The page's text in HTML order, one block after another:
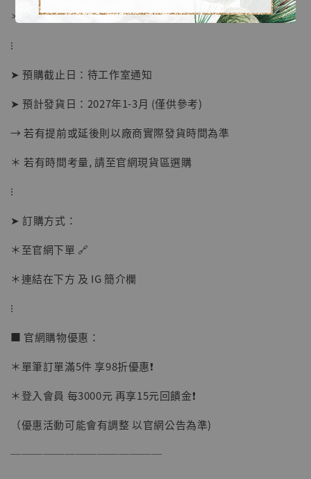
【店內現貨】海賊王 系列蒐藏雕像 布魯克達
摩 [7STARS Studio]
NT$ 1,500
＊ 刷卡免手續費
⁝
➤ 預購截止日：待工作室通知
➤ 預計發貨日：2027年1-3月 (僅供參考)
→ 若有提前或延後則以廠商實際發貨時間為準
＊ 若有時間考量, 請至官網現貨區選購
⁝
➤ 訂購方式：
＊至官網下單 🔗
＊連結在下方 及 IG 簡介欄
⁝
■ 官網購物優惠：
＊單筆訂單滿5件 享98折優惠❗️
＊登入會員 每3000元 再享15元回饋金❗️
（優惠活動可能會有調整 以官網公告為準)
──────────────